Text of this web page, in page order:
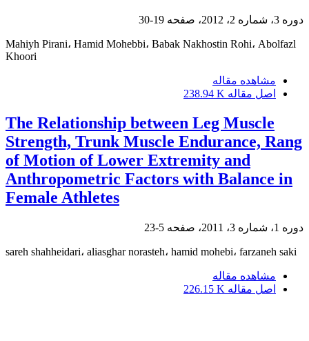
دوره 3، شماره 2، 2012، صفحه 19-30
Mahiyh Pirani، Hamid Mohebbi، Babak Nakhostin Rohi، Abolfazl
Khoori
مشاهده مقاله
اصل مقاله 238.94 K
The Relationship between Leg Muscle
Strength, Trunk Muscle Endurance, Rang
of Motion of Lower Extremity and
Anthropometric Factors with Balance in
Female Athletes
دوره 1، شماره 3، 2011، صفحه 5-23
sareh shahheidari، aliasghar norasteh، hamid mohebi، farzaneh saki
مشاهده مقاله
اصل مقاله 226.15 K